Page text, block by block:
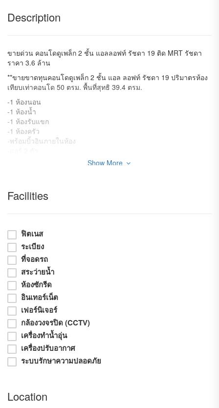
Description
ขายด่วน คอนโดดูเพล็ก 2 ชั้น แอลลอฟท์ รัชดา 19 ติด MRT รัชดา
ราคา 3.6 ล้าน
**ขายขาดทุนคอนโดดูเพล็ก 2 ชั้น แอล ลอฟท์ รัชดา 19 ปริมาตรห้อง
เทียบเท่าคอนโด 50 ตรม. พื้นที่สุทธิ 39.4 ตรม.
-1 ห้องนอน
-1 ห้องน้ำ
-1 ห้องรับแขก
-1 ห้องครัว
-พร้อมบิ้วอินภายในห้อง
-ที่จอดรถ 1 คัน
-มีระบบ CCTV / Access Card / ลิฟท์ล๊อคชั้น 2 ตัว
เพราะมีโถงสูง 2 ชั้น หรือ 5 เมตรในโซนรับแขก ทำให้รู้สึกปลอดโปร่ง
ให้ความรู้สึกเหมือนอยู่บ้านไม่อึดอัดเหมือนคอนโดชั้นเดียวทั่วไป ไม่มี
ตึกบัง ระเบียงทิศเหนือ อากาศเย็นสบายตลอดวัน
** ในซอยมีร้านค้ามากมาย
-โลตัสเอ็กเพรส
-เซเว่น อิเลเว่น
-แฟมิลี่มาช
-ร้านอาหารมากมาย
-ร้านขายของสด
-ตลาดนัดของสด
** อยู่ใกล้ห้างสรรพสินค้ามากมาย
-เซ็นทรัลลาดพร้าว
-ยูเนี่ยนมอล
-บิ๊กซีรัชดา
Show More
Facilities
ฟิตเนส
ระเบียง
ที่จอดรถ
สระว่ายน้ำ
ห้องซักรีด
อินเทอร์เน็ต
เฟอร์นิเจอร์
กล้องวงจรปิด (CCTV)
เครื่องทำน้ำอุ่น
เครื่องปรับอากาศ
ระบบรักษาความปลอดภัย
Location